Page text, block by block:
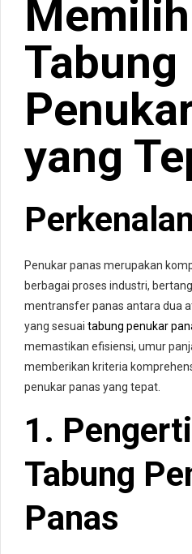
Memilih
Tabung
yang
Perkenalan
Penukar panas merupakan
berbagai proses industri,
mentransfer panas antara dua
yang sesuai tabung penukar
memastikan efisiensi, umur
memberikan kriteria
penukar panas yang tepat.
1.
Tabung
Panas